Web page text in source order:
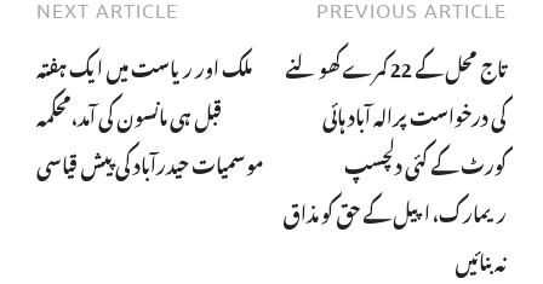
PREVIOUS ARTICLE
تاج محل کے 22 کمرے کھولنے
کی درخواست پرالہ آباد ہائی
کورٹ کے کئی دلچسپ
ریمارک، اپیل کے حق کو مذاق
نہ بنائیں
NEXT ARTICLE
ملک اور ریاست میں ایک ہفتہ
قبل ہی مانسون کی آمد،محکمہ
موسمیات حیدرآباد کی پیش قیاسی